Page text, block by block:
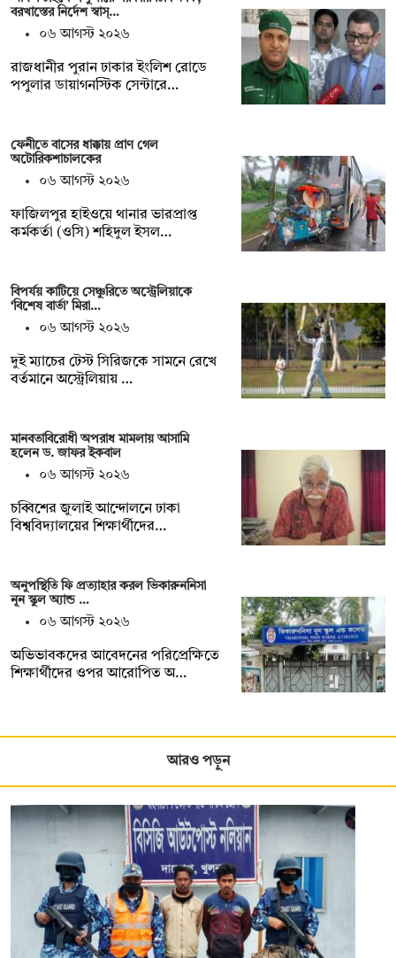
বরখাস্তের নির্দেশ স্বাস্…
০৬ আগস্ট ২০২৬
রাজধানীর পুরান ঢাকার ইংলিশ রোডে
পপুলার ডায়াগনস্টিক সেন্টারে…
ফেনীতে বাসের ধাক্কায় প্রাণ গেল
অটোরিকশাচালকের
০৬ আগস্ট ২০২৬
ফাজিলপুর হাইওয়ে থানার ভারপ্রাপ্ত
কর্মকর্তা (ওসি) শহিদুল ইসল…
বিপর্যয় কাটিয়ে সেঞ্চুরিতে অস্ট্রেলিয়াকে
‘বিশেষ বার্তা’ মিরা…
০৬ আগস্ট ২০২৬
দুই ম্যাচের টেস্ট সিরিজকে সামনে রেখে
বর্তমানে অস্ট্রেলিয়ায় …
মানবতাবিরোধী অপরাধ মামলায় আসামি
হলেন ড. জাফর ইকবাল
০৬ আগস্ট ২০২৬
চব্বিশের জুলাই আন্দোলনে ঢাকা
বিশ্ববিদ্যালয়ের শিক্ষার্থীদের…
অনুপস্থিতি ফি প্রত্যাহার করল ভিকারুননিসা
নূন স্কুল অ্যান্ড …
০৬ আগস্ট ২০২৬
অভিভাবকদের আবেদনের পরিপ্রেক্ষিতে
শিক্ষার্থীদের ওপর আরোপিত অ…
আরও পড়ুন